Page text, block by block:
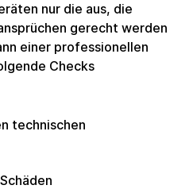
nur die aus, die
gerecht werden
einer professionellen
Checks
technischen